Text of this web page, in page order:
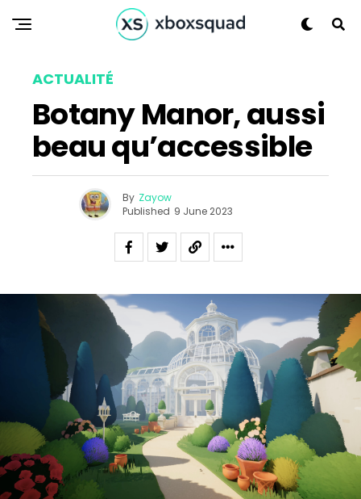
ACTUALITÉ
Botany Manor, aussi
beau qu’accessible
By Zayow
Published 9 June 2023
Reddit
Email